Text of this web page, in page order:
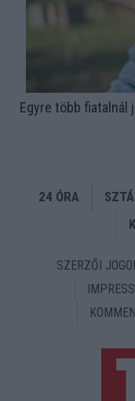
Egyre több fiatalnál
24 ÓRA
SZERZŐI